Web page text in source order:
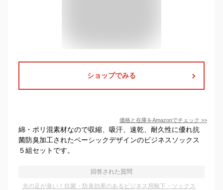
ショップでみる
価格と在庫をAmazonでチェック >>
綿・ポリ混素材なので収縮、吸汗、速乾、耐久性に優れ抗
菌防臭加工されたベーシックデザインのビジネスソックス
５組セットです。
回答された質問
夫の足が臭い！抗菌・防臭効果のあるビジネス用靴下・ソックス